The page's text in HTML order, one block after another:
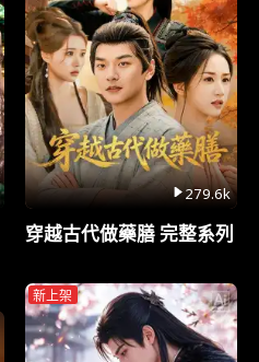
279.6k
穿越古代做藥膳 完整系列
新上架